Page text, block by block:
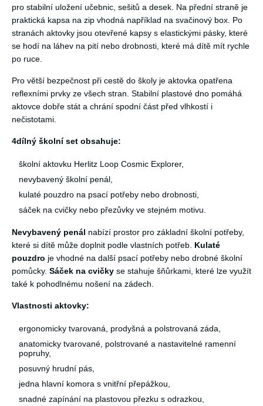
pro stabilní uložení učebnic, sešitů a desek. Na přední straně je
praktická kapsa na zip vhodná například na svačinový box. Po
stranách aktovky jsou otevřené kapsy s elastickými pásky, které
se hodí na láhev na pití nebo drobnosti, které má dítě mít rychle
po ruce.
Pro větší bezpečnost při cestě do školy je aktovka opatřena
reflexními prvky ze všech stran. Stabilní plastové dno pomáhá
aktovce dobře stát a chrání spodní část před vlhkostí i
nečistotami.
4dílný školní set obsahuje:
školní aktovku Herlitz Loop Cosmic Explorer,
nevybavený školní penál,
kulaté pouzdro na psací potřeby nebo drobnosti,
sáček na cvičky nebo přezůvky ve stejném motivu.
Nevybavený penál nabízí prostor pro základní školní potřeby,
které si dítě může doplnit podle vlastních potřeb. Kulaté
pouzdro je vhodné na další psací potřeby nebo drobné školní
pomůcky. Sáček na cvičky se stahuje šňůrkami, které lze využít
také k pohodlnému nošení na zádech.
Vlastnosti aktovky:
ergonomicky tvarovaná, prodyšná a polstrovaná záda,
anatomicky tvarované, polstrované a nastavitelné ramenní
popruhy,
posuvný hrudní pás,
jedna hlavní komora s vnitřní přepážkou,
snadné zapínání na plastovou přezku s odrazkou,